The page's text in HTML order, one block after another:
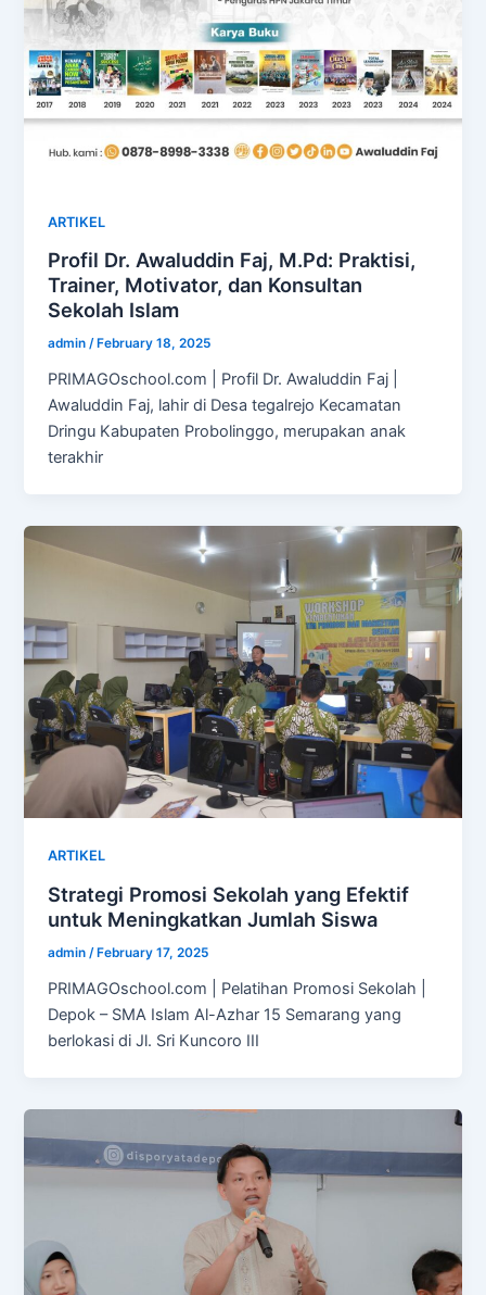
ARTIKEL
Profil Dr. Awaluddin Faj, M.Pd: Praktisi,
Trainer, Motivator, dan Konsultan
Sekolah Islam
admin/ February 18, 2025
PRIMAGOschool.com | Profil Dr. Awaluddin Faj |
Awaluddin Faj, lahir di Desa tegalrejo Kecamatan
Dringu Kabupaten Probolinggo, merupakan anak
terakhir
ARTIKEL
Strategi Promosi Sekolah yang Efektif
untuk Meningkatkan Jumlah Siswa
admin/ February 17, 2025
PRIMAGOschool.com | Pelatihan Promosi Sekolah |
Depok – SMA Islam Al-Azhar 15 Semarang yang
berlokasi di Jl. Sri Kuncoro III